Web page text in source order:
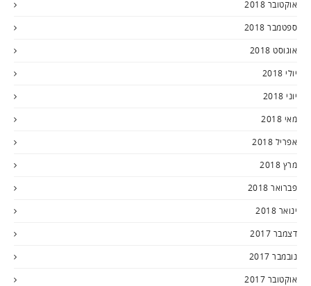
אוקטובר 2018
ספטמבר 2018
אוגוסט 2018
יולי 2018
יוני 2018
מאי 2018
אפריל 2018
מרץ 2018
פברואר 2018
ינואר 2018
דצמבר 2017
נובמבר 2017
אוקטובר 2017